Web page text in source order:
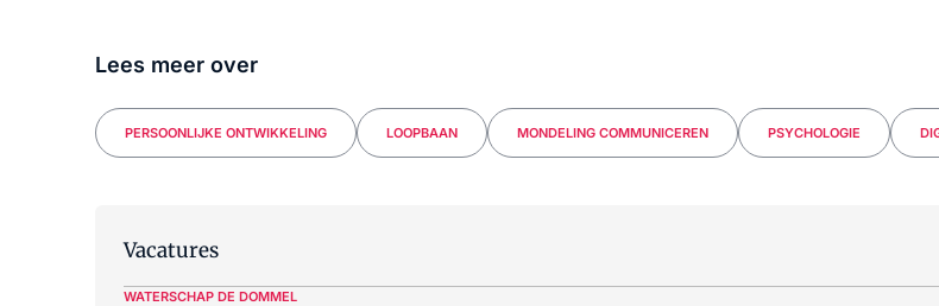
Lees meer over
PERSOONLIJKE ONTWIKKELING LOOPBAAN MONDELING COMMUNICEREN PSYCHOLOGIE
Vacatures
WATERSCHAP DE DOMMEL